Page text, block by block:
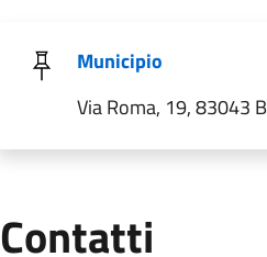
Municipio
Via Roma, 19, 83043
Contatti